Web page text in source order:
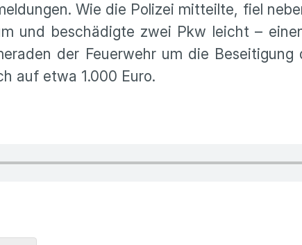
Wie die Polizei mitteilte, fiel
und beschädigte zwei Pkw leicht –
der Feuerwehr um die Beseitigung
auf etwa 1.000 Euro.